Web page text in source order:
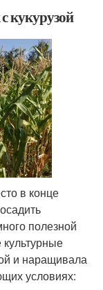
кукурузой
в конце
полезной
и наращивала
условиях: